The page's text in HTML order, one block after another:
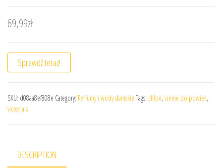
69,99zł
Sprawdź teraz!
SKU: d08aa8ef808e Category: Perfumy i wody damskie Tags: chloe, cienie do powiek,
victoria s
DESCRIPTION